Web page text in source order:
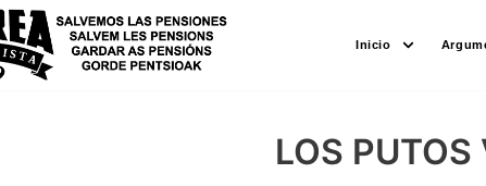
Saltar
al
contenido
Inicio
LOS PUTOS